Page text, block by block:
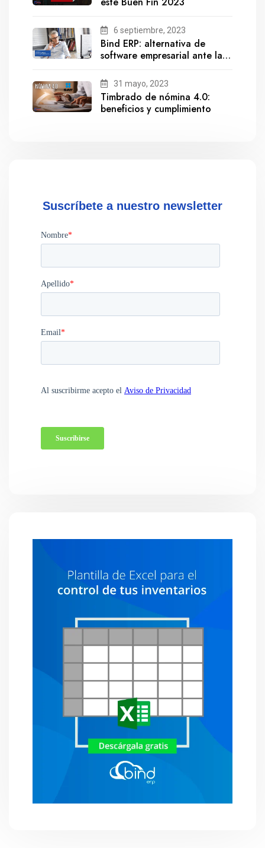
6 septiembre, 2023
Bind ERP: alternativa de
software empresarial ante la
31 mayo, 2023
Timbrado de nómina 4.0:
beneficios y cumplimiento
Suscríbete a nuestro newsletter